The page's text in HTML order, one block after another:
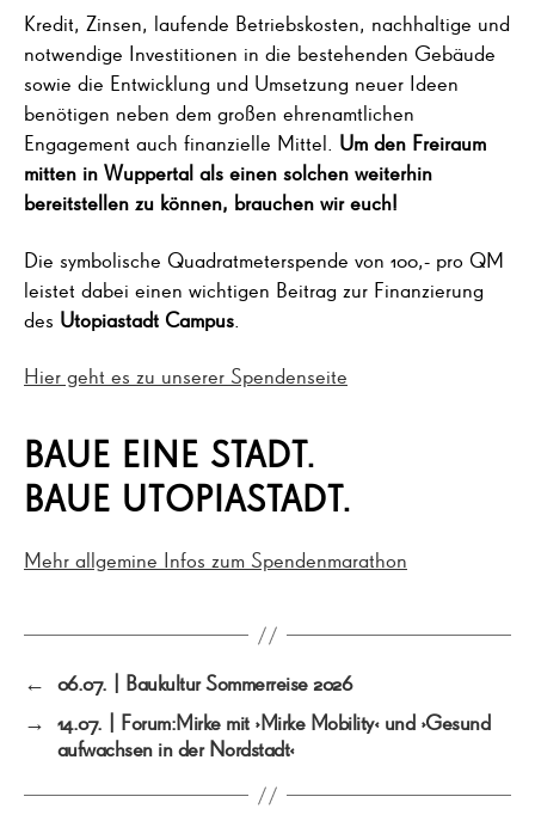
Kredit, Zinsen, laufende Betriebskosten, nachhaltige und
notwendige Investitionen in die bestehenden Gebäude
sowie die Entwicklung und Umsetzung neuer Ideen
benötigen neben dem großen ehrenamtlichen
Engagement auch finanzielle Mittel. Um den Freiraum
mitten in Wuppertal als einen solchen weiterhin
bereitstellen zu können, brauchen wir euch!
Die symbolische Quadratmeterspende von 100,- pro QM
leistet dabei einen wichtigen Beitrag zur Finanzierung
des Utopiastadt Campus
Hier geht es zu unserer Spendenseite
BAUE EINE STADT.
BAUE UTOPIASTADT.
Mehr allgemine Infos zum Spendenmarathon
← 06.07. | Baukultur Sommerreise 2026
→ 14.07. | Forum:Mirke mit ›Mirke Mobility‹ und ›Gesund
aufwachsen in der Nordstadt‹